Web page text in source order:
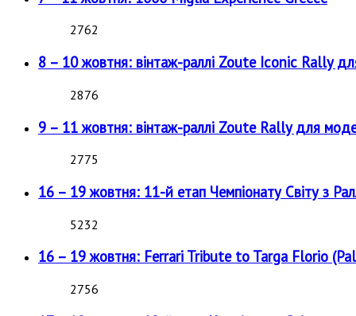
2762
8 – 10 жовтня: вінтаж-раллі Zoute Iconic Rally
2876
9 – 11 жовтня: вінтаж-раллі Zoute Rally для
2775
16 – 19 жовтня: 11-й етап Чемпіонату Світу з
5232
16 – 19 жовтня: Ferrari Tribute to Targa Florio
2756